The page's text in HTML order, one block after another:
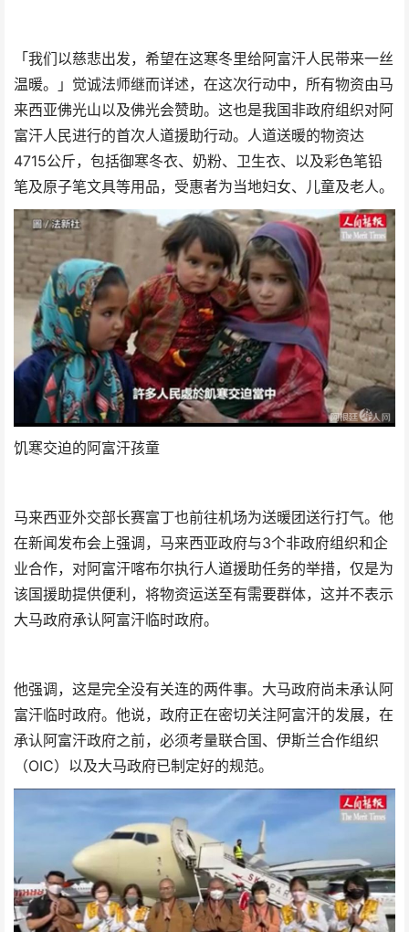
「我们以慈悲出发，希望在这寒冬里给阿富汗人民带来一丝
温暖。」觉诚法师继而详述，在这次行动中，所有物资由马
来西亚佛光山以及佛光会赞助。这也是我国非政府组织对阿
富汗人民进行的首次人道援助行动。人道送暖的物资达
4715公斤，包括御寒冬衣、奶粉、卫生衣、以及彩色笔铅
笔及原子笔文具等用品，受惠者为当地妇女、儿童及老人。
饥寒交迫的阿富汗孩童
马来西亚外交部长赛富丁也前往机场为送暖团送行打气。他
在新闻发布会上强调，马来西亚政府与3个非政府组织和企
业合作，对阿富汗喀布尔执行人道援助任务的举措，仅是为
该国援助提供便利，将物资运送至有需要群体，这并不表示
大马政府承认阿富汗临时政府。
他强调，这是完全没有关连的两件事。大马政府尚未承认阿
富汗临时政府。他说，政府正在密切关注阿富汗的发展，在
承认阿富汗政府之前，必须考量联合国、伊斯兰合作组织
（OIC）以及大马政府已制定好的规范。